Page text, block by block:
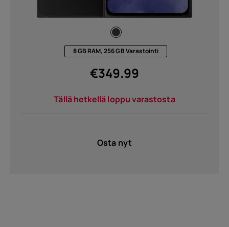
8 GB RAM, 256 GB Varastointi
€349.99
Tällä hetkellä loppu varastosta
Osta nyt